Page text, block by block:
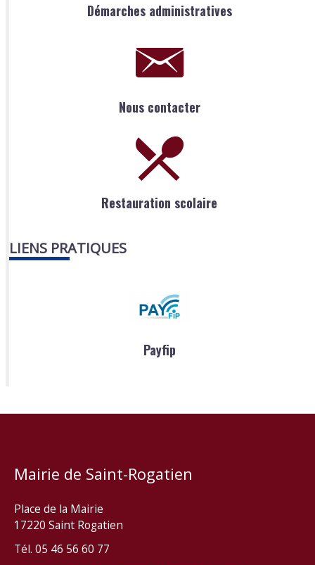
Démarches administratives
Nous contacter
Restauration scolaire
LIENS PRATIQUES
Payfip
Mairie de Saint-Rogatien
Place de la Mairie
17220 Saint Rogatien
Tél. 05 46 56 60 77